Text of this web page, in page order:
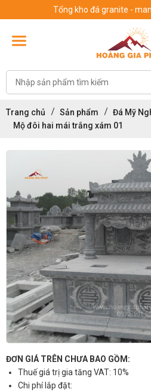
Tổng kho đá granite -
Trang chủ Sản phẩm Đá Mỹ
Mộ đôi hai mái trắng xám 01
ĐƠN GIÁ TRÊN CHƯA BAO GỒM:
Thuế giá trị gia tăng VAT: 10%
Chi phí lắp đặt: